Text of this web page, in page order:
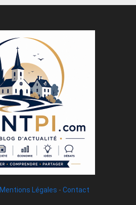
Mentions Légales - Contact